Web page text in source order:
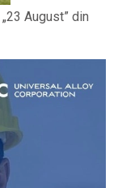
August” din